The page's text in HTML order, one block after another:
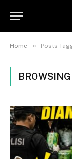
Home » Posts